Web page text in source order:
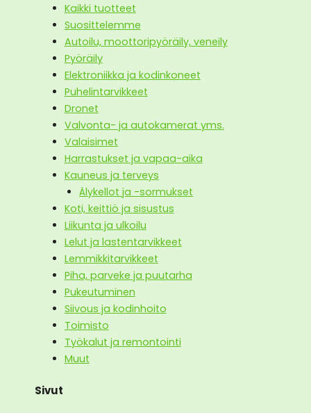
Kaikki tuotteet
Suosittelemme
Autoilu, moottoripyöräily, veneily
Pyöräily
Elektroniikka ja kodinkoneet
Puhelintarvikkeet
Dronet
Valvonta- ja autokamerat yms.
Valaisimet
Harrastukset ja vapaa-aika
Kauneus ja terveys
Älykellot ja -sormukset
Koti, keittiö ja sisustus
Liikunta ja ulkoilu
Lelut ja lastentarvikkeet
Lemmikkitarvikkeet
Piha, parveke ja puutarha
Pukeutuminen
Siivous ja kodinhoito
Toimisto
Työkalut ja remontointi
Muut
Sivut